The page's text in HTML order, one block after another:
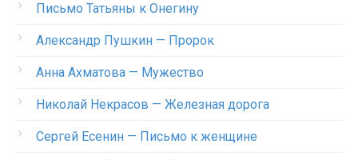
Письмо Татьяны к Онегину
Александр Пушкин — Пророк
Анна Ахматова — Мужество
Николай Некрасов — Железная дорога
Сергей Есенин — Письмо к женщине